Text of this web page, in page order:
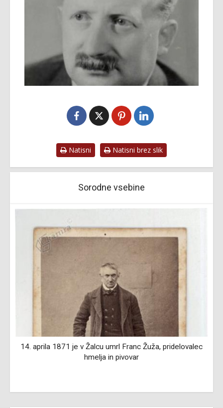
Natisni Natisni brez slik
Sorodne vsebine
14. aprila 1871 je v Žalcu umrl Franc Žuža, pridelovalec
hmelja in pivovar